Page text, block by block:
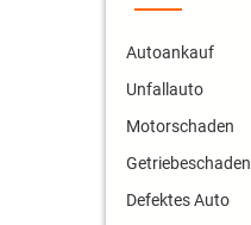
Autoankauf
Unfallauto
Motorschaden
Getriebeschaden
Defektes Auto